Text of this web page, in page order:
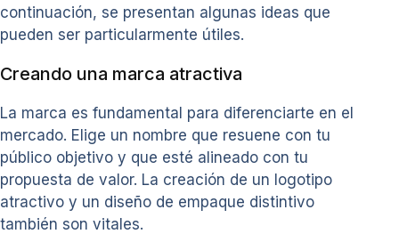
continuación, se presentan algunas ideas que
pueden ser particularmente útiles.
Creando una marca atractiva
La marca es fundamental para diferenciarte en el
mercado. Elige un nombre que resuene con tu
público objetivo y que esté alineado con tu
propuesta de valor. La creación de un logotipo
atractivo y un diseño de empaque distintivo
también son vitales.